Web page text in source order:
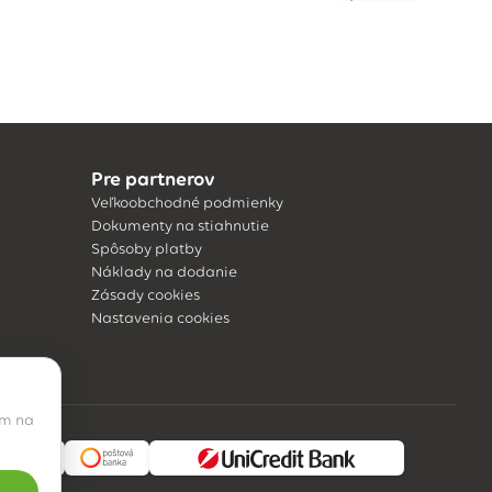
Pre partnerov
Veľkoobchodné podmienky
Dokumenty na stiahnutie
Spôsoby platby
Náklady na dodanie
Zásady cookies
Nastavenia cookies
na